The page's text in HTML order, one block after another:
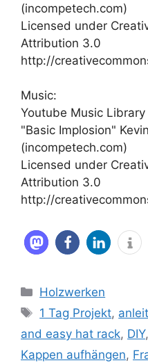
(incompetech.com)
Licensed under
Attribution 3.0
http://
Music:
Youtube Music Library
"Basic Implosion"
(incompetech.com)
Licensed under
Attribution 3.0
http://
Kategorien
Holzwerken
Schlagwörter
1 Tag Projekt,
and easy hat rack, DIY,
Kappen aufhängen,